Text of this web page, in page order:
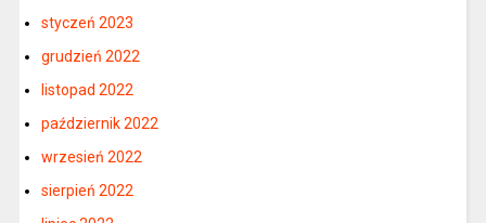
styczeń 2023
grudzień 2022
listopad 2022
październik 2022
wrzesień 2022
sierpień 2022